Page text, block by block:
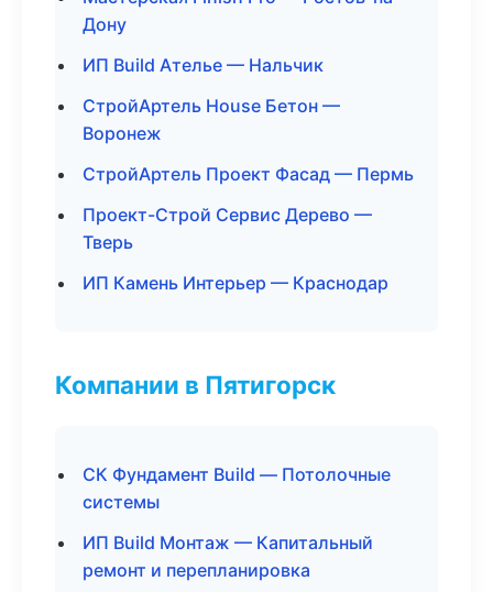
Дону
ИП Build Ателье — Нальчик
СтройАртель House Бетон —
Воронеж
СтройАртель Проект Фасад — Пермь
Проект-Строй Сервис Дерево —
Тверь
ИП Камень Интерьер — Краснодар
Компании в Пятигорск
СК Фундамент Build — Потолочные
системы
ИП Build Монтаж — Капитальный
ремонт и перепланировка